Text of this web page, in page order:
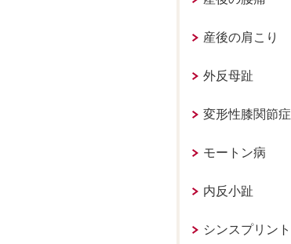
産後の肩こり
外反母趾
変形性膝関節症
モートン病
内反小趾
シンスプリント